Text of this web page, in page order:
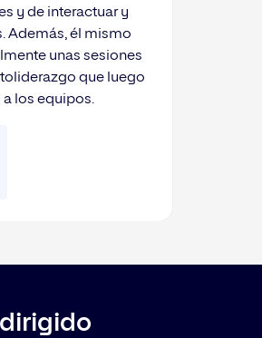
y de interactuar y
Además, él mismo
unas sesiones
que luego
los equipos.